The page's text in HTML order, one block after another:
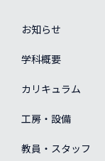
お知らせ
学科概要
カリキュラム
工房・設備
教員・スタッフ